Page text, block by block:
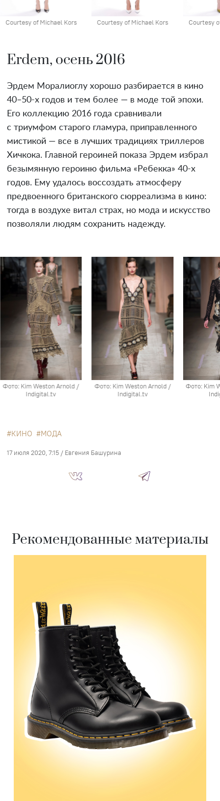
Courtesy of Michael Kors Courtesy of Michael Kors Courtesy
Erdem, осень 2016
Эрдем Моралиоглу хорошо разбирается в кино
40–50-х годов и тем более — в моде той эпохи.
Его коллекцию 2016 года сравнивали
с триумфом старого гламура, приправленного
мистикой — все в лучших традициях триллеров
Хичкока. Главной героиней показа Эрдем избрал
безымянную героиню фильма «Ребекка» 40-х
годов. Ему удалось воссоздать атмосферу
предвоенного британского сюрреализма в кино:
тогда в воздухе витал страх, но мода и искусство
позволяли людям сохранить надежду.
Arnold /
Фото: Kim Weston Arnold /
Фото: Kim Weston Arnold /
КИНО МОДА
17 июля 2020, 7:15 / Евгения Башурина
Рекомендованные материалы